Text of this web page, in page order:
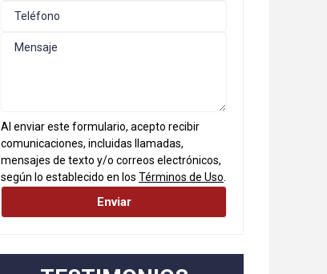
Al enviar este formulario, acepto recibir
comunicaciones, incluidas llamadas,
mensajes de texto y/o correos electrónicos,
según lo establecido en los Términos de Uso